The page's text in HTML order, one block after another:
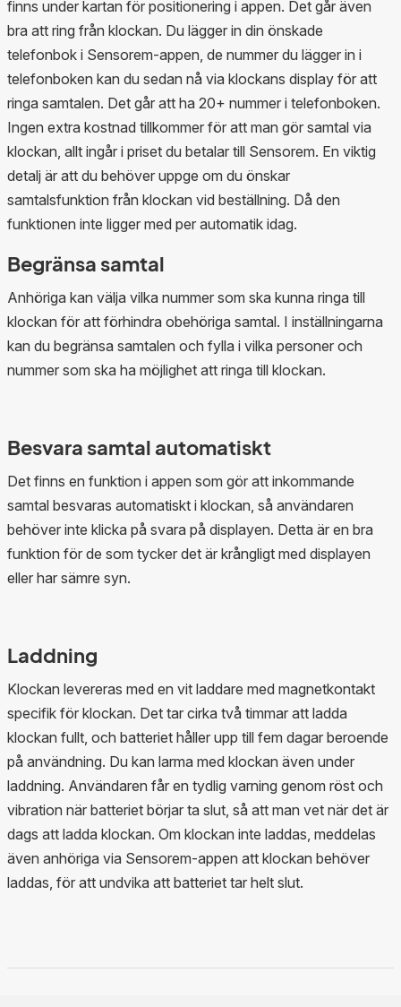
finns under kartan för positionering i appen. Det går även
bra att ring från klockan. Du lägger in din önskade
telefonbok i Sensorem-appen, de nummer du lägger in i
telefonboken kan du sedan nå via klockans display för att
ringa samtalen. Det går att ha 20+ nummer i telefonboken.
Ingen extra kostnad tillkommer för att man gör samtal via
klockan, allt ingår i priset du betalar till Sensorem. En viktig
detalj är att du behöver uppge om du önskar
samtalsfunktion från klockan vid beställning. Då den
funktionen inte ligger med per automatik idag.
Begränsa samtal
Anhöriga kan välja vilka nummer som ska kunna ringa till
klockan för att förhindra obehöriga samtal. I inställningarna
kan du begränsa samtalen och fylla i vilka personer och
nummer som ska ha möjlighet att ringa till klockan.
Besvara samtal automatiskt
Det finns en funktion i appen som gör att inkommande
samtal besvaras automatiskt i klockan, så användaren
behöver inte klicka på svara på displayen. Detta är en bra
funktion för de som tycker det är krångligt med displayen
eller har sämre syn.
Laddning
Klockan levereras med en vit laddare med magnetkontakt
specifik för klockan. Det tar cirka två timmar att ladda
klockan fullt, och batteriet håller upp till fem dagar beroende
på användning. Du kan larma med klockan även under
laddning. Användaren får en tydlig varning genom röst och
vibration när batteriet börjar ta slut, så att man vet när det är
dags att ladda klockan. Om klockan inte laddas, meddelas
även anhöriga via Sensorem-appen att klockan behöver
laddas, för att undvika att batteriet tar helt slut.